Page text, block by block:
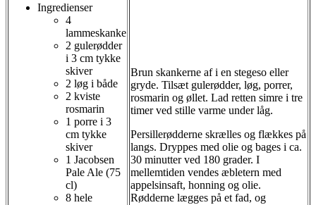
Ingredienser
4
lammeskanke
2 gulerødder
i 3 cm tykke
skiver
2 løg i både
2 kviste
rosmarin
1 porre i 3
cm tykke
skiver
1 Jacobsen
Pale Ale (75
cl)
8 hele
Brun skankerne af i en stegeso eller
gryde. Tilsæt gulerødder, løg, porrer,
rosmarin og øllet. Lad retten simre i tre
timer ved stille varme under låg.
Persillerødderne skrælles og flækkes på
langs. Dryppes med olie og bages i ca.
30 minutter ved 180 grader. I
mellemtiden vendes æbletern med
appelsinsaft, honning og olie.
Rødderne lægges på et fad, og